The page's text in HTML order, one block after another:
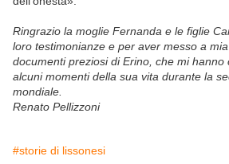
Ringrazio la moglie Fernanda e le figlie
loro testimonianze e per aver messo a
documenti preziosi di Erino, che mi
alcuni momenti della sua vita durante la
mondiale.
Renato Pellizzoni
#storie di lissonesi